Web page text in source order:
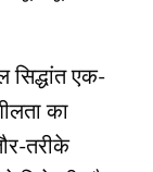
सिद्धांत एक-
का
तरीके